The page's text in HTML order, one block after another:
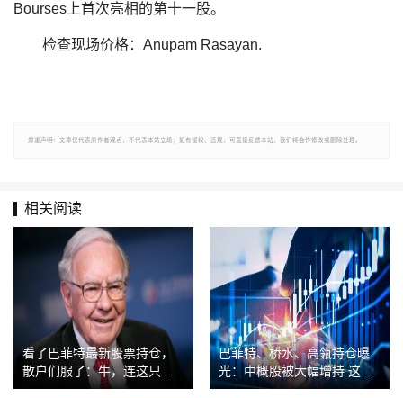
Bourses上首次亮相的第十一股。
检查现场价格：Anupam Rasayan.
郑重声明：文章仅代表原作者观点，不代表本站立场；如有侵权、违规，可直接反馈本站，我们将会作修改或删除处理。
相关阅读
看了巴菲特最新股票持仓，
散户们服了：牛，连这只票
都能精准潜伏
巴菲特、桥水、高瓴持仓曝
光：中概股被大幅增持 这只
股票引来私募重仓